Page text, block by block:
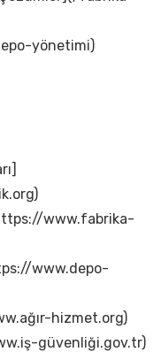
yönetimi)
www.fabrika-
www.depo-
hizmet.org)
güvenliği.gov.tr)